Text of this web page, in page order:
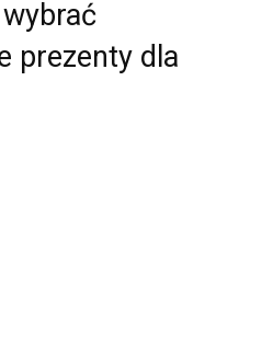
prezenty dla